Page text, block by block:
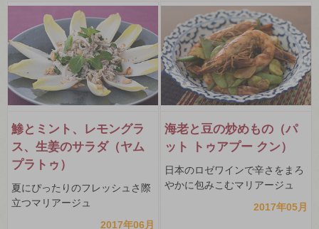
鯵とミント、レモングラ
ス、生姜のサラダ（ヤム
プラトゥ）
夏にぴったりのフレッシュさ際
立つマリアージュ
2017年06月
海老と豆の炒めもの（パ
ット トゥアプー クン）
日本のロゼワインで辛さをまろ
やかに包みこむマリアージュ
2017年05月